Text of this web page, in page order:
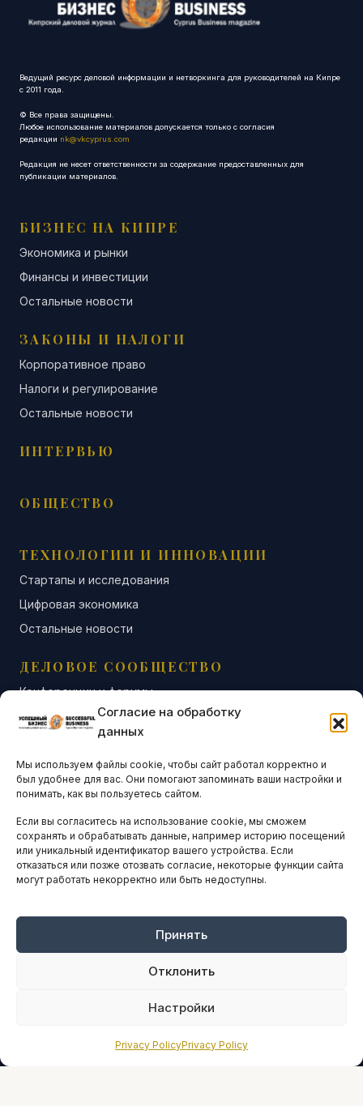
Согласие на обработку
данных
Мы используем файлы cookie, чтобы сайт работал корректно и
был удобнее для вас. Они помогают запоминать ваши настройки и
понимать, как вы пользуетесь сайтом.
Если вы согласитесь на использование cookie, мы сможем
сохранять и обрабатывать данные, например историю посещений
или уникальный идентификатор вашего устройства. Если
отказаться или позже отозвать согласие, некоторые функции сайта
могут работать некорректно или быть недоступны.
Принять
Отклонить
Настройки
Privacy PolicyPrivacy Policy
Ведущий ресурс деловой информации и нетворкинга для руководителей на Кипре
с 2011 года.
© Все права защищены.
Любое использование материалов допускается только с согласия
редакции nk@vkcyprus.com
Редакция не несет ответственности за содержание предоставленных для
публикации материалов.
БИЗНЕС НА КИПРЕ
Экономика и рынки
Финансы и инвестиции
Остальные новости
ЗАКОНЫ И НАЛОГИ
Корпоративное право
Налоги и регулирование
Остальные новости
ИНТЕРВЬЮ
ОБЩЕСТВО
ТЕХНОЛОГИИ И ИННОВАЦИИ
Стартапы и исследования
Цифровая экономика
Остальные новости
ДЕЛОВОЕ СООБЩЕСТВО
Конференции и форумы
Бизнес-клубы и ассоциации
Остальные новости
АНАЛИТИКА И СТАТИСТИКА
ARTICLES IN ENGLISH
НАВИГАЦИЯ
Оплата онлайн